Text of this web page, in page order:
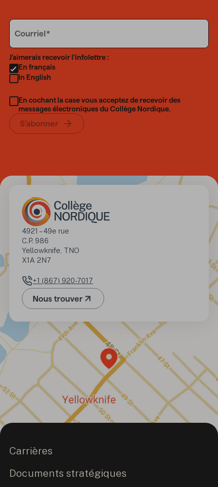
Email
Courriel
Language
J’aimerais recevoir l’infolettre :
En français
In English
En cochant la case vous acceptez de recevoir des
messages électroniques du Collège Nordique.
S’abonner
Adresse
4921 – 49e rue
C.P. 986
Yellowknife, TNO
X1A 2N7
Numéro de téléphone
+1 (867) 920-7017
Nous trouver(Ouvre dans un nouvel onglet)
Carrières
Documents stratégiques